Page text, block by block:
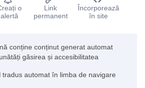
o
alertă
Link
permanent
Încorporează
în site
conține conținut generat automat
găsirea și accesibilitatea
tradus automat în limba de navigare